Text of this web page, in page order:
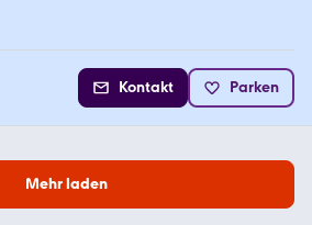
Kontakt Parken
Mehr laden